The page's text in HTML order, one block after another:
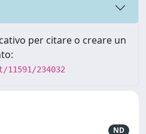
per citare o creare un
234032
ND